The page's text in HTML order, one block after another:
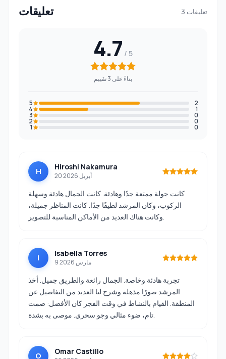
تعليقات 3 تعليقات
4.7
بناءً على 3 تقييم
5 2
4 1
3 0
2 0
1 0
H Hiroshi Nakamura
20 أبريل 2026
كانت جولة ممتعة جدًا وهادئة. كانت الجمال هادئة وسهلة
الركوب، وكان المرشد لطيفًا جدًا. كانت المناظر جميلة،
وكانت هناك العديد من الأماكن المناسبة للتصوير.
I Isabella Torres
9 مارس 2026
تجربة هادئة وخاصة. الجمال رائعة والطريق جميل. أخذ
المرشد صورًا مذهلة وشرح لنا العديد من التفاصيل عن
المنطقة. القيام بالنشاط في وقت الفجر كان الأفضل: صمت
تام، ضوء مثالي وجو سحري. موصى به بشدة.
O Omar Castillo